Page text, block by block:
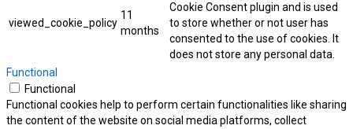
viewed_cookie_policy
11
months
Cookie Consent plugin and is used
to store whether or not user has
consented to the use of cookies. It
does not store any personal data.
Functional
Functional
Functional cookies help to perform certain functionalities like sharing
the content of the website on social media platforms, collect